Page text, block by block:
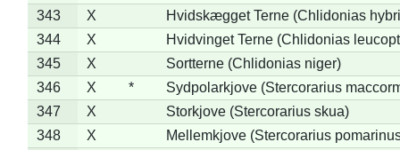
343
X
Hvidskægget Terne (Chlidonias
344
X
Hvidvinget Terne (Chlidonias
345
X
Sortterne (Chlidonias niger)
346
X *
Sydpolarkjove (Stercorarius
347
X
Storkjove (Stercorarius skua)
348
X
Mellemkjove (Stercorarius